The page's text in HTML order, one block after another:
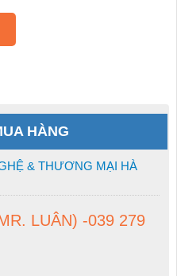
HÀNG
& THƯƠNG MẠI HÀ
LUÂN) -039 279